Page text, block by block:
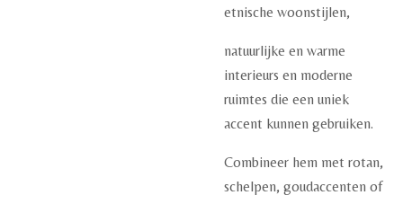
etnische woonstijlen,
natuurlijke en warme
interieurs en moderne
ruimtes die een uniek
accent kunnen gebruiken.
Combineer hem met rotan,
schelpen, goudaccenten of